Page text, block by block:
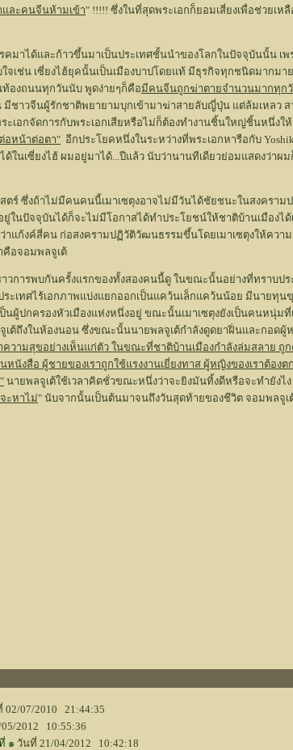
ละคนจีนห้ามเข้า" !!!!! ซึ่งในที่สุดพระเอกก็ยอมเสี่ยงเพื่อช่วยเ
มาได้และก้าวขึ้นมาเป็นประเทศชั้นนำของโลกในปัจจุบันนั้น
ใจเช่น เซี่ยงไฮ้ยุคนั้นเป็นเมืองบาปโดยแท้ มีธุรกิจทุกชนิดมา
องถนนทุกวันนับ พูดง่ายๆก็คือมีคนจีนถูกฆ่าตายจำนวนมากทุก
ชาวจีนผู้รักชาติพยายามบุกเข้ามาฆ่าสายลับญี่ปุ่น แต่ล้มเหลว
อกจัดการกับพระเอกเสียหรือไม่ก็ต้องทำงานชิ้นใหญ่ชิ้นหนึ่งใ
อหน้าต่อตา" อีกประโยคหนึ่งในระหว่างที่พระเอกหารือกับ
ในเซี่ยงไฮ้ ผมอยู่มาได้...ปีแล้ว นับว่านานทีเดียวย่อมแสดงว่าผ
ตร์ ซึ่งถ้าไม่มีคนคนนี้เมาเซตุงอาจไม่มีวันได้ชัยชนะในสงครา
อยู่ในปัจจุบันได้ก็จะไม่มีโอกาสได้ทำประโยชน์ให้ชาติบ้านเมื
แก้งค์สี่คน ก่อสงครามปฏิวัติวัฒนธรรมขึ้นโดยเมาเซตุงให้ควา
คือจอมพลจูเต้
าวการพบกันครั้งแรกของทั้งสองคนนี้ดู ในขณะนั้นอย่างที่ทราบป
เทศไร้เอกภาพแบ่งแยกออกเป็นแคว้นเล็กแคว้นน้อย มีนายทุน
ผู้ปกครองหัวเมืองแห่งหนึ่งอยู่ ขณะนั้นเมาเซตุงยังเป็นคนหนุ่
เต้ถึงในห้องนอน ซึ่งขณะนั้นนายพลจูเต้กำลังดูดยาฝิ่นและกอดผู้
ามสุขอย่างเห็นแก่ตัว ในขณะที่ชาติบ้านเมืองกำลังล่มสลาย ถู
หนังสือ ผู้ชายของเราถูกใช้แรงงานเยี่ยงทาส ผู้หญิงของเราต้
นายพลจูเต้ใช้เวลาคิดชั่วขณะหนึ่งว่าจะยิงมันทิ้งดีหรือจะทำยังไ
ะหาไม่" นับจากนั้นเป็นต้นมาจนถึงวันสุดท้ายของชีวิต จอมพลจูเ
02/07/2010 21:44:35
2012 10:55:36
๑ วันที่ 21/04/2012 10:42:18